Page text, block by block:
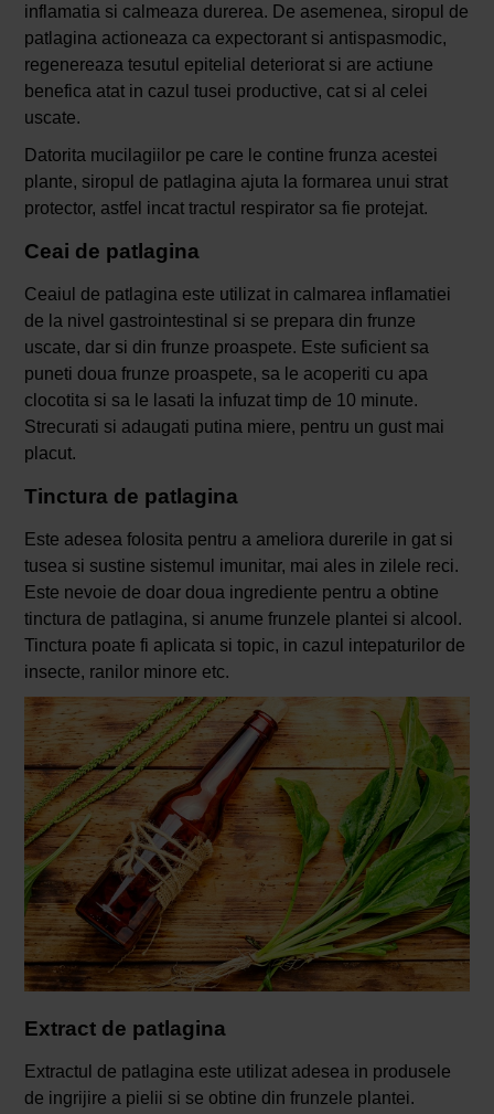
inflamatia si calmeaza durerea. De asemenea, siropul de
patlagina actioneaza ca expectorant si antispasmodic,
regenereaza tesutul epitelial deteriorat si are actiune
benefica atat in cazul tusei productive, cat si al celei
uscate.
Datorita mucilagiilor pe care le contine frunza acestei
plante, siropul de patlagina ajuta la formarea unui strat
protector, astfel incat tractul respirator sa fie protejat.
Ceai de patlagina
Ceaiul de patlagina este utilizat in calmarea inflamatiei
de la nivel gastrointestinal si se prepara din frunze
uscate, dar si din frunze proaspete. Este suficient sa
puneti doua frunze proaspete, sa le acoperiti cu apa
clocotita si sa le lasati la infuzat timp de 10 minute.
Strecurati si adaugati putina miere, pentru un gust mai
placut.
Tinctura de patlagina
Este adesea folosita pentru a ameliora durerile in gat si
tusea si sustine sistemul imunitar, mai ales in zilele reci.
Este nevoie de doar doua ingrediente pentru a obtine
tinctura de patlagina, si anume frunzele plantei si alcool.
Tinctura poate fi aplicata si topic, in cazul intepaturilor de
insecte, ranilor minore etc.
Extract de patlagina
Extractul de patlagina este utilizat adesea in produsele
de ingrijire a pielii si se obtine din frunzele plantei.